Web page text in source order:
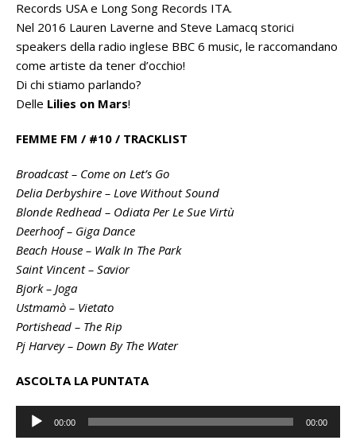
Records USA e Long Song Records ITA.
Nel 2016 Lauren Laverne and Steve Lamacq storici
speakers della radio inglese BBC 6 music, le raccomandano
come artiste da tener d’occhio!
Di chi stiamo parlando?
Delle Lilies on Mars!
FEMME FM / #10 / TRACKLIST
Broadcast – Come on Let’s Go
Delia Derbyshire – Love Without Sound
Blonde Redhead – Odiata Per Le Sue Virtù
Deerhoof – Giga Dance
Beach House – Walk In The Park
Saint Vincent – Savior
Bjork – Joga
Ustmamò – Vietato
Portishead – The Rip
Pj Harvey – Down By The Water
ASCOLTA LA PUNTATA
Audio
Player
00:00 00:00